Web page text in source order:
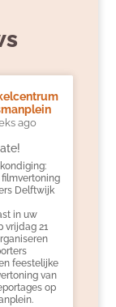
ago
filmvertoning
Delftwijk
in uw
vrijdag 21
feestelijke
van
op